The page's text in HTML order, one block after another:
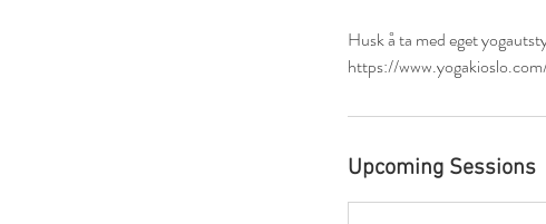
Husk å ta med eget
https://
Upcoming Sessions